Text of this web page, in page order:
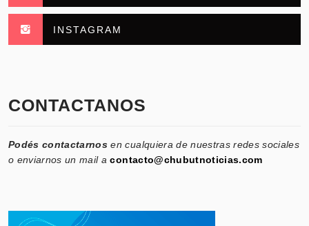
INSTAGRAM
CONTACTANOS
Podés contactarnos en cualquiera de nuestras redes sociales
o enviarnos un mail acontacto@chubutnoticias.com